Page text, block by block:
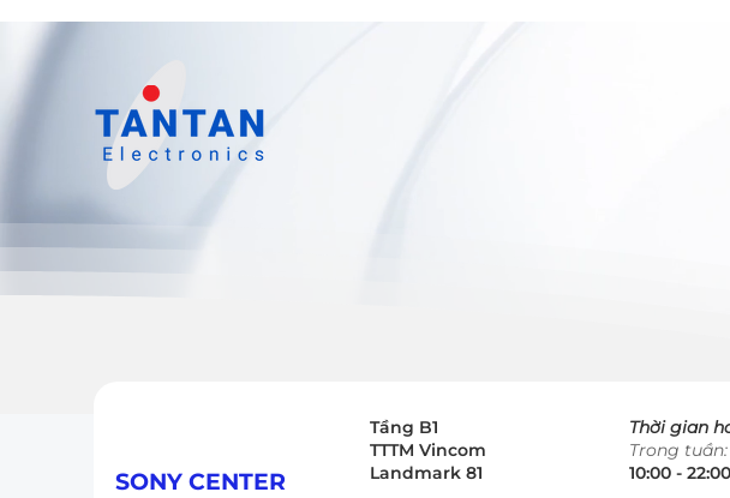
SONY CENTER
Tầng B1
TTTM Vincom
Landmark 81
Thời gian
Trong tuần:
10:00 - 22:00​​​